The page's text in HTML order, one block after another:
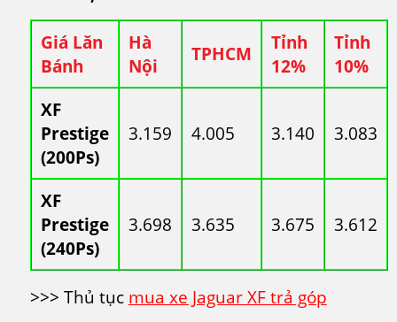
Giá Lăn
Bánh
Hà
Nội
TPHCM
Tỉnh
12%
Tỉnh
10%
XF
Prestige
(200Ps)
3.159 4.005 3.140 3.083
XF
Prestige
(240Ps)
3.698 3.635 3.675 3.612
>>> Thủ tục mua xe Jaguar XF trả góp